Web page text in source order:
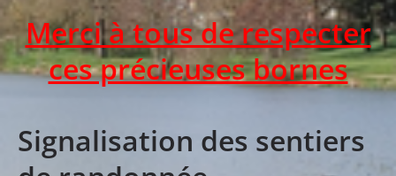
Merci à tous de respecter
ces précieuses bornes
Signalisation des sentiers